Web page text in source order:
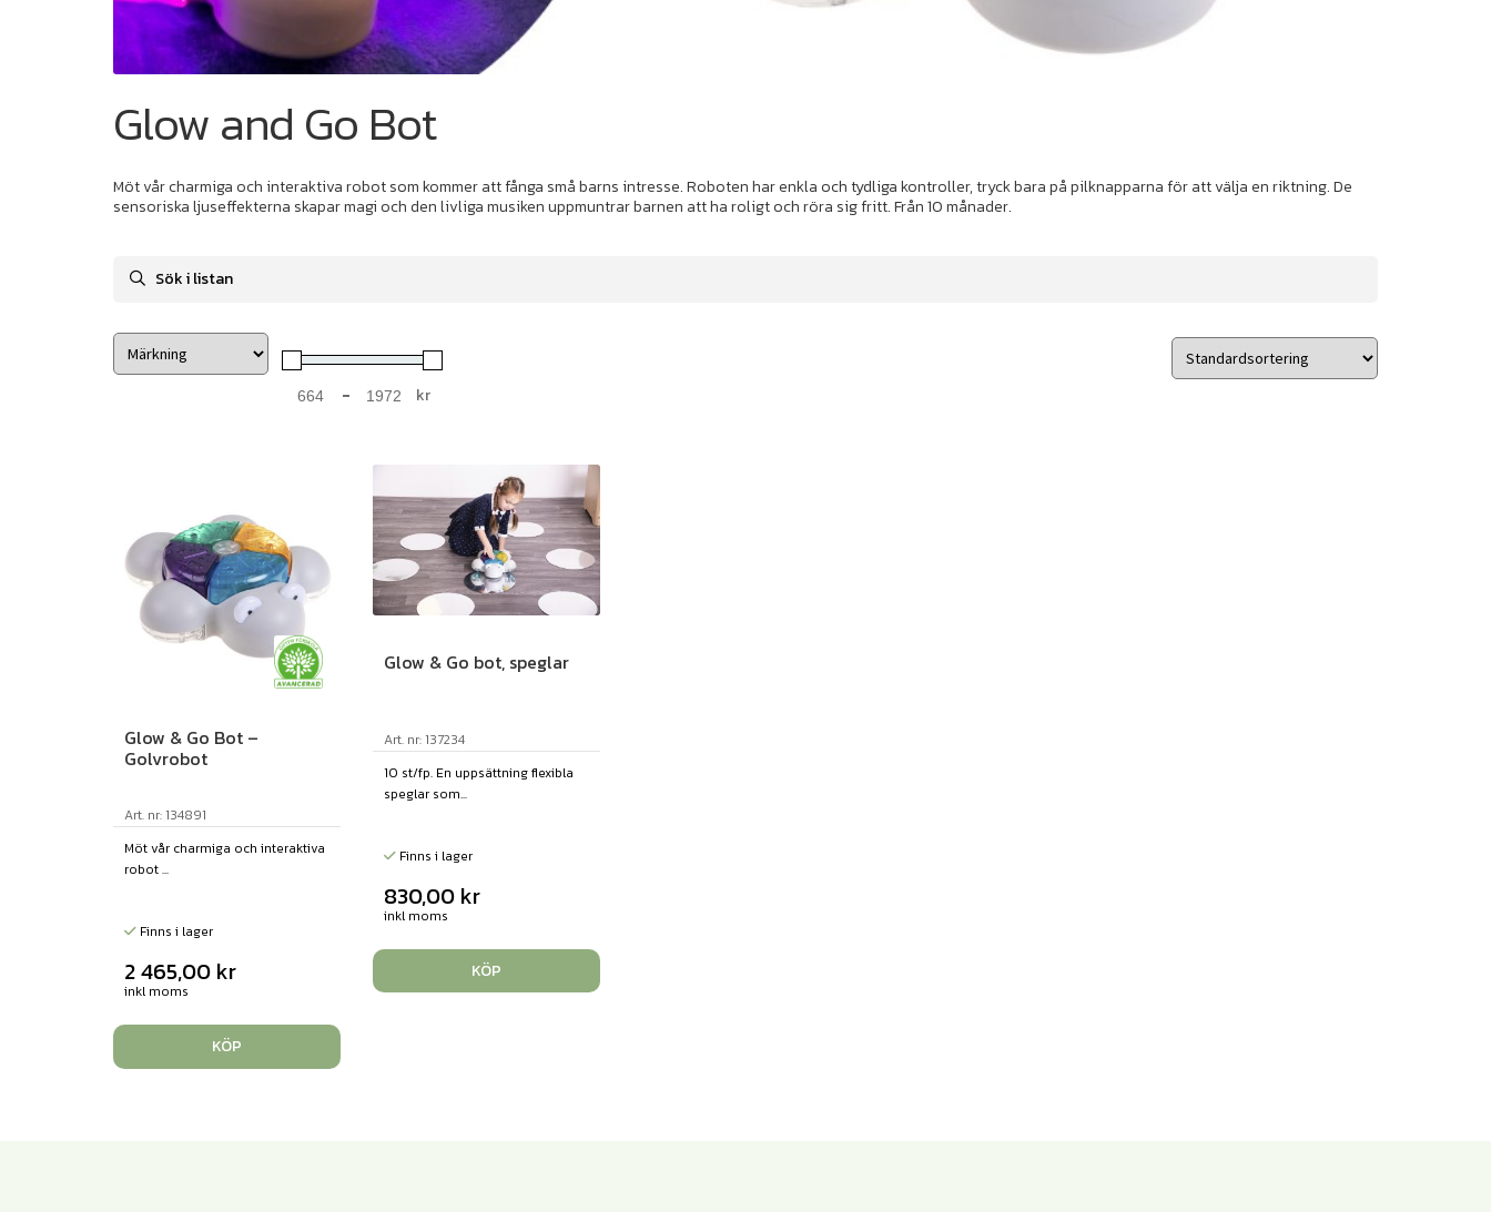
Glow and Go Bot
Möt vår charmiga och interaktiva robot som kommer att fånga små barns intresse. Roboten har enkla och tydliga kontroller, tryck bara på pilknapparna för att välja en riktning. De
sensoriska ljuseffekterna skapar magi och den livliga musiken uppmuntrar barnen att ha roligt och röra sig fritt. Från 10 månader.
Minimum Price
- Maximum Price
kr
Glow & Go Bot –
Golvrobot
Art. nr: 134891
Möt vår charmiga och interaktiva
robot ...
Finns i lager
2 465,00 kr
inkl moms
KÖP
Glow & Go bot, speglar
Art. nr: 137234
10 st/fp. En uppsättning flexibla
speglar som...
Finns i lager
830,00 kr
inkl moms
KÖP